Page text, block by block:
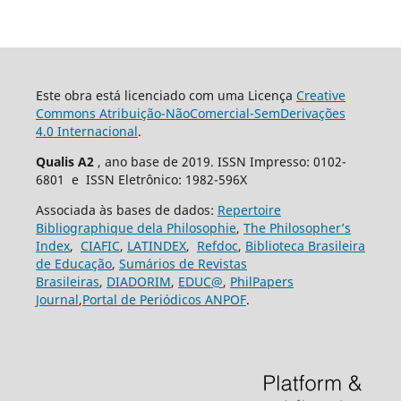
Este obra está licenciado com uma Licença Creative
Commons Atribuição-NãoComercial-SemDerivações
4.0 Internacional.
Qualis A2 , ano base de 2019. ISSN Impresso: 0102-
6801 e ISSN Eletrônico: 1982-596X
Associada às bases de dados: Repertoire
Bibliographique dela Philosophie, The Philosopher’s
Index, CIAFIC, LATINDEX, Refdoc, Biblioteca Brasileira
de Educação, Sumários de Revistas
Brasileiras, DIADORIM, EDUC@, PhilPapers
Journal,Portal de Periódicos ANPOF.